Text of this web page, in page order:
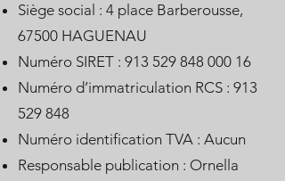
Siège social : 4 place Barberousse,
67500 HAGUENAU
Numéro SIRET : 913 529 848 000 16
Numéro d’immatriculation RCS : 913
529 848
Numéro identification TVA : Aucun
Responsable publication : Ornella